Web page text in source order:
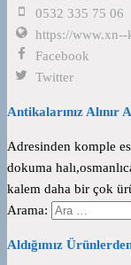
0532 335 75 06
https://
Facebook
Twitter
Antikalarınız Alınır
Adresinden komple
dokuma
kalem daha bir çok
Arama:
Aldığımız